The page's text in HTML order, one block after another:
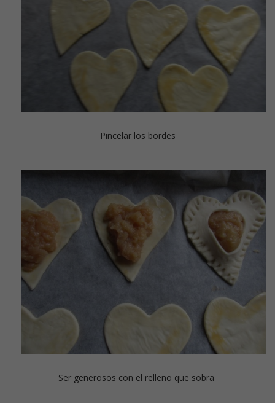
Pincelar los bordes
Ser generosos con el relleno que sobra